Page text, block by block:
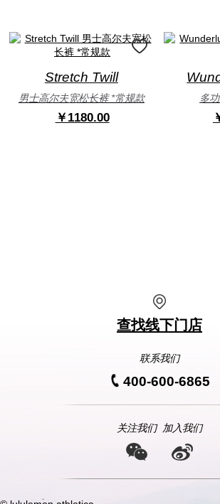
Stretch Twill
男士高尔夫宽松长裤 *常规款
￥1180.00
多
查找线下门店
联系我们
400-600-6865
关注我们 加入我们